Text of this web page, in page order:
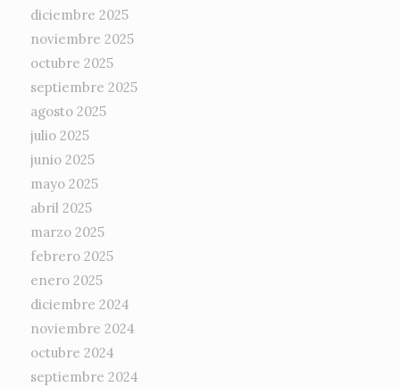
diciembre 2025
noviembre 2025
octubre 2025
septiembre 2025
agosto 2025
julio 2025
junio 2025
mayo 2025
abril 2025
marzo 2025
febrero 2025
enero 2025
diciembre 2024
noviembre 2024
octubre 2024
septiembre 2024